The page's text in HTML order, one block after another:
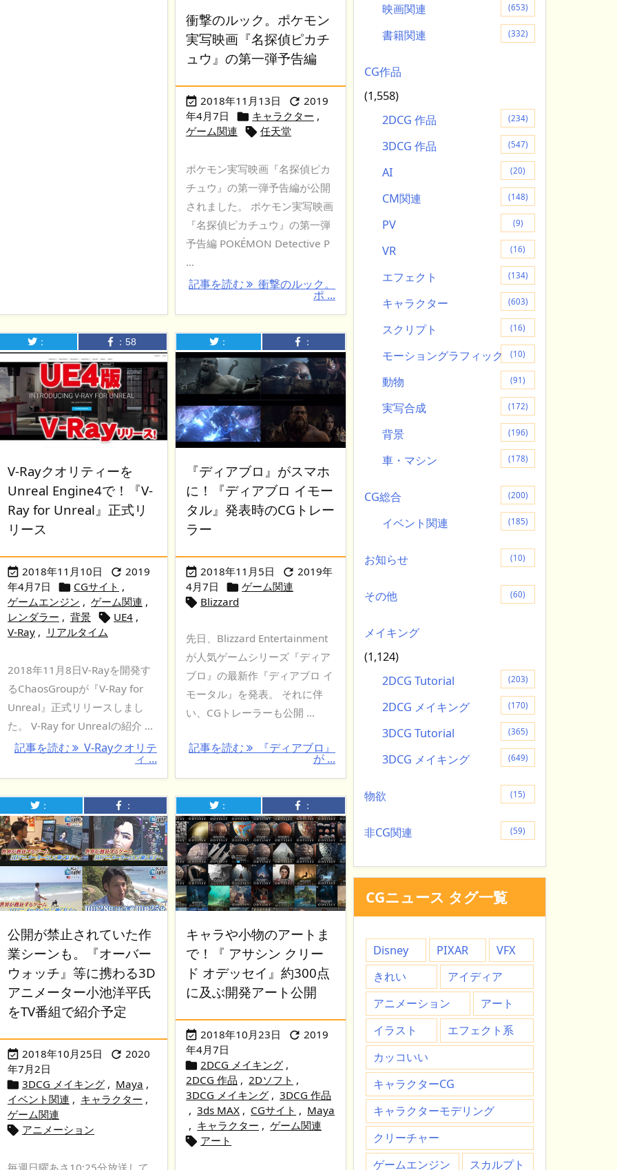
衝撃のルック。ポケモン
実写映画『名探偵ピカチ
ュウ』の第一弾予告編
 2018年11月13日  2019
年4月7日
 キャラクター ,
ゲーム関連
 任天堂
ポケモン実写映画『名探偵ピカ
チュウ』の第一弾予告編が公開
されました。 ポケモン実写映画
『名探偵ピカチュウ』の第一弾
予告編 POKÉMON Detective P
...
記事を読む 衝撃のルック。
ポ ...
： ：58
V-Rayクオリティーを
Unreal Engine4で！『V-
Ray for Unreal』正式リ
リース
 2018年11月10日  2019
年4月7日
 CGサイト ,
ゲームエンジン , ゲーム関連 ,
レンダラー , 背景  UE4 ,
V-Ray , リアルタイム
2018年11月8日V-Rayを開発す
るChaosGroupが『V-Ray for
Unreal』正式リリースしまし
た。 V-Ray for Unrealの紹介 ...
記事を読む V-Rayクオリテ
ィ ...
： ：
『ディアブロ』がスマホ
に！『ディアブロ イモー
タル』発表時のCGトレー
ラー
 2018年11月5日  2019年
4月7日
 ゲーム関連
 Blizzard
先日、Blizzard Entertainment
が人気ゲームシリーズ『ディア
ブロ』の最新作『ディアブロ イ
モータル』を発表。 それに伴
い、CGトレーラーも公開 ...
記事を読む 『ディアブロ』
が ...
： ：
公開が禁止されていた作
業シーンも。『オーバー
ウォッチ』等に携わる3D
アニメーター小池洋平氏
をTV番組で紹介予定
 2018年10月25日  2020
年7月2日
 3DCG メイキング , Maya ,
イベント関連 , キャラクター ,
ゲーム関連
 アニメーション
： ：
キャラや小物のアートま
で！『 アサシン クリー
ド オデッセイ』約300点
に及ぶ開発アート公開
 2018年10月23日  2019
年4月7日
 2DCG メイキング ,
2DCG 作品 , 2Dソフト ,
3DCG メイキング , 3DCG 作品
, 3ds MAX , CGサイト , Maya
, キャラクター , ゲーム関連
 アート
映画関連 (653)
書籍関連 (332)
CG作品
(1,558)
2DCG 作品
(234)
3DCG 作品 (547)
AI (20)
CM関連 (148)
PV (9)
VR (16)
エフェクト (134)
キャラクター (603)
スクリプト (16)
モーショングラフィック (10)
動物 (91)
実写合成 (172)
背景 (196)
車・マシン (178)
CG総合 (200)
イベント関連 (185)
お知らせ (10)
その他 (60)
メイキング
(1,124)
2DCG Tutorial
(203)
2DCG メイキング (170)
3DCG Tutorial (365)
3DCG メイキング (649)
物欲 (15)
非CG関連 (59)
CGニュース タグ一覧
Disney PIXAR
VFX
きれい
アイディア
アニメーション
アート
イラスト
エフェクト系
カッコいい
キャラクターCG
キャラクターモデリング
クリーチャー
ゲームエンジン
スカルプト